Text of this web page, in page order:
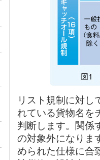
リスト規制に対し
れている貨物名を
判断します。関係
の対象外になりま
められた仕様に合